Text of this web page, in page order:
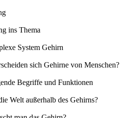
ins Thema
System Gehirn
sich Gehirne von Menschen?
Begriffe und Funktionen
Welt außerhalb des Gehirns?